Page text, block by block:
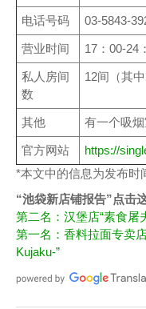
电话号码 03-5843-
营业时间 17：00-24
私人房间
数
12间（其
其他 有一个吸烟
官方网站
https://
*本文中的信息为发布时
“池袋新店铺报告”点击
第二名：汉堡店“素食屠
第一名：香料拉面专卖
Kujaku-”